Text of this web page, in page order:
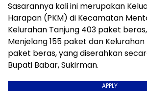
Sasarannya kali ini merupakan
Harapan (PKM) di Kecamatan
Kelurahan Tanjung 403 paket
Menjelang 155 paket dan Kelurahan
paket beras, yang diserahkan
Bupati Babar, Sukirman.
APPLY